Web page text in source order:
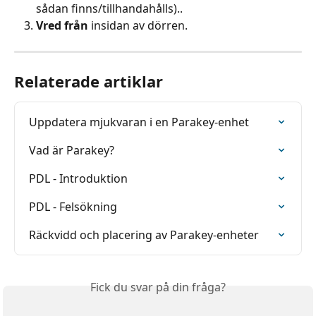
sådan finns/tillhandahålls)..
Vred från insidan av dörren.
Relaterade artiklar
Uppdatera mjukvaran i en Parakey-enhet
Vad är Parakey?
PDL - Introduktion
PDL - Felsökning
Räckvidd och placering av Parakey-enheter
Fick du svar på din fråga?